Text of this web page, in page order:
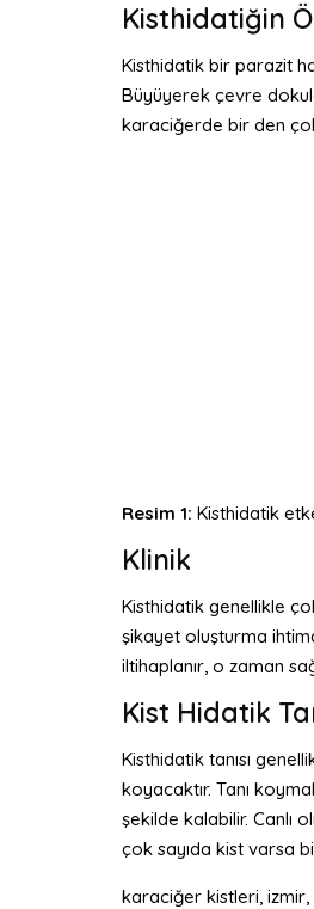
Kisthidatiğin
Kisthidatik bir parazit
Büyüyerek çevre
karaciğerde bir den
Resim 1: Kisthidatik
Klinik
Kisthidatik genellikle
şikayet oluşturma
iltihaplanır, o zaman
Kist Hidatik
Kisthidatik tanısı
koyacaktır. Tanı
şekilde kalabilir. Canlı
çok sayıda kist varsa
karaciğer kistleri,